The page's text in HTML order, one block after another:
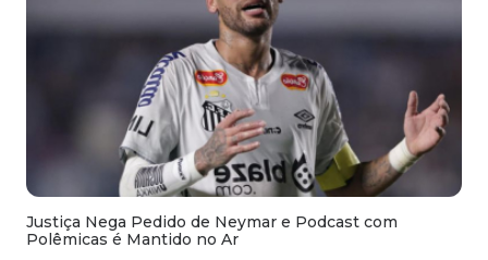
Justiça Nega Pedido de Neymar e Podcast com
Polêmicas é Mantido no Ar